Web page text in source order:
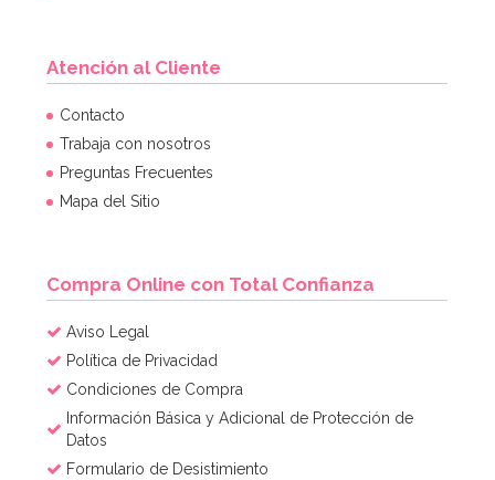
Atención al Cliente
Contacto
Trabaja con nosotros
Preguntas Frecuentes
Mapa del Sitio
Compra Online con Total Confianza
Aviso Legal
Política de Privacidad
Condiciones de Compra
Información Básica y Adicional de Protección de
Datos
Formulario de Desistimiento